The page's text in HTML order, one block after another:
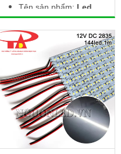
Tên sản phẩm: Led
thanh 12V 3030 18 led
màu trắng
Điện áp đầu vào: DC
Công suất: 27W
Màu ánh sáng: Trắng
Nhiệt độ màu: 6000K -
6500K
Chất liệu: Mạch hàn
nhôm
Chip led: SMD 3030